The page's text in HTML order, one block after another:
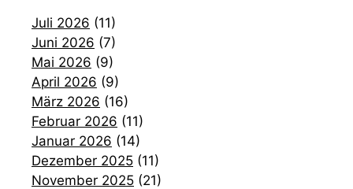
Juli 2026 (11)
Juni 2026 (7)
Mai 2026 (9)
April 2026 (9)
März 2026 (16)
Februar 2026 (11)
Januar 2026 (14)
Dezember 2025 (11)
November 2025 (21)